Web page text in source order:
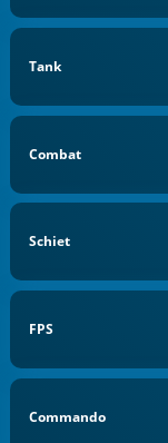
Tank
Combat
Schiet
FPS
Commando